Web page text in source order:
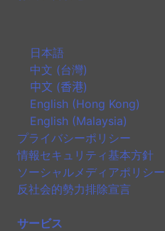
日本語
中文 (台灣)
中文 (香港)
English (Hong Kong)
English (Malaysia)
プライバシーポリシー
情報セキュリティ基本方針
ソーシャルメディアポリシー
反社会的勢力排除宣言
サービス